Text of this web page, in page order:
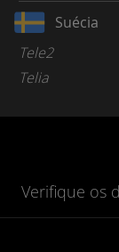
Suécia
Tele2
Telia
Verifique os